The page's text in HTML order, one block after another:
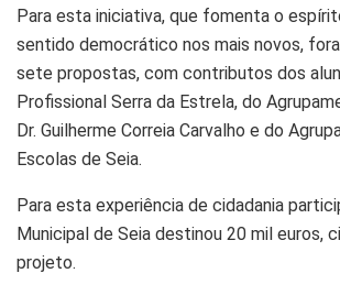
Para esta iniciativa, que fomenta o
sentido democrático nos mais novos,
sete propostas, com contributos dos
Profissional Serra da Estrela, do
Dr. Guilherme Correia Carvalho e do
Escolas de Seia.
Para esta experiência de cidadania
Municipal de Seia destinou 20 mil euros,
projeto.